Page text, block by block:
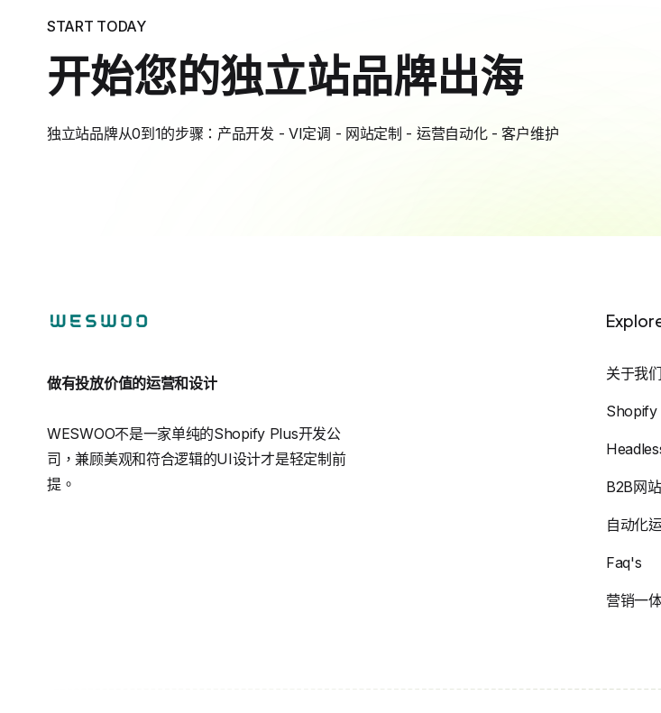
START TODAY
开始您的独立站品牌出海
独立站品牌从0到1的步骤：产品开发 - VI定调 - 网站定制 - 运营自动化 - 客户维护
做有投放价值的运营和设计
WESWOO不是一家单纯的Shopify Plus开发公
司，兼顾美观和符合逻辑的UI设计才是轻定制前
提。
关于我们
Shopify
B2B网
自动化
Faq's
营销一